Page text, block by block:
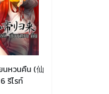
นหวนคืน (仙
รีไรท์